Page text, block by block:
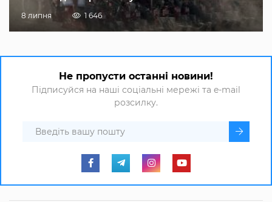
8 липня 1 646
Не пропусти останні новини!
Підписуйся на наші соціальні мережі та e-mail
розсилку.